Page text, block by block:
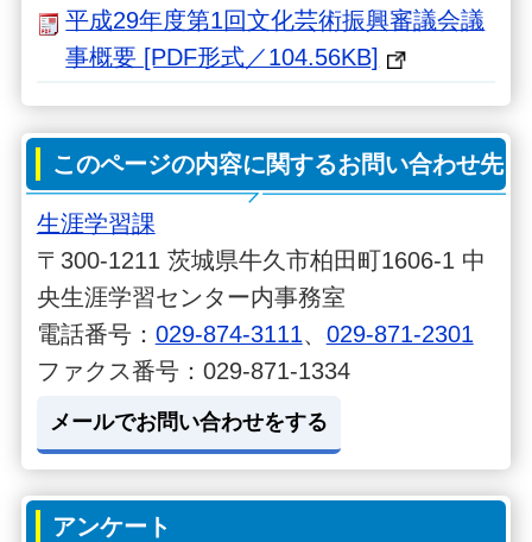
平成29年度第1回文化芸術振興審議会議
事概要 [PDF形式／104.56KB]
このページの内容に関するお問い合わせ先
生涯学習課
〒300-1211 茨城県牛久市柏田町1606-1 中
央生涯学習センター内事務室
電話番号： 029-874-3111、 029-871-2301
ファクス番号：029-871-1334
メールでお問い合わせをする
アンケート